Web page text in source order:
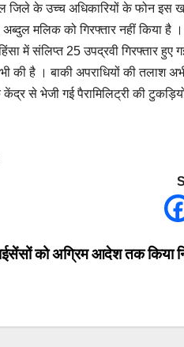
के उच्च अधिकारियों के फोन इस
मलिक को गिरफ्तार नहीं किया है ।
में संलिप्त 25 उपद्रवी गिरफ्तार
की है । बाकी अपराधियों की तलाश
से भेजी गई पैरामिलिट्री की
को अग्रिम आदेश तक किया